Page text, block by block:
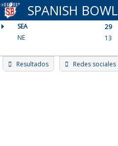
Skip
to
content
SPANISH BOWL
SEA
29
NE
13
Resultados Redes sociales